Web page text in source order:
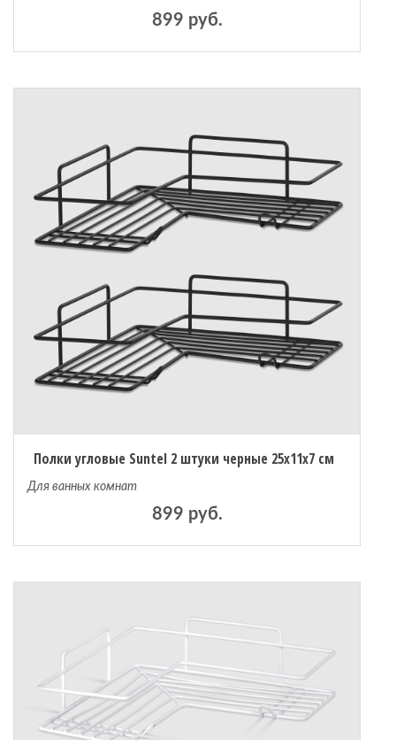
899 руб.
Полки угловые Suntel 2 штуки черные 25х11х7 см
Для ванных комнат
899 руб.